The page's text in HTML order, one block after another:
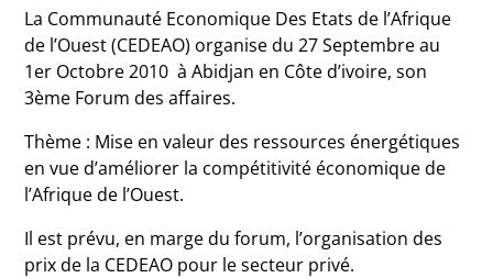
La Communauté Economique Des Etats de l’Afrique
de l’Ouest (CEDEAO) organise du 27 Septembre au
1er Octobre 2010 à Abidjan en Côte d’ivoire, son
3ème Forum des affaires.
Thème : Mise en valeur des ressources énergétiques
en vue d’améliorer la compétitivité économique de
l’Afrique de l’Ouest.
Il est prévu, en marge du forum, l’organisation des
prix de la CEDEAO pour le secteur privé.